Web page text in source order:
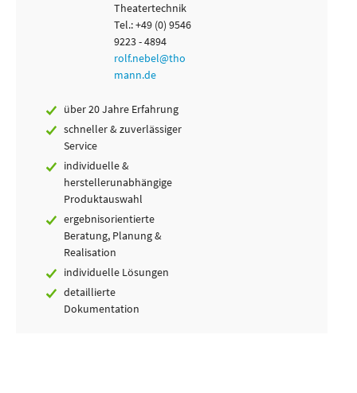
Theatertechnik
Tel.: +49 (0) 9546
9223 - 4894
rolf.nebel@tho
mann.de
über 20 Jahre Erfahrung
schneller & zuverlässiger
Service
individuelle &
herstellerunabhängige
Produktauswahl
ergebnisorientierte
Beratung, Planung &
Realisation
individuelle Lösungen
detaillierte
Dokumentation